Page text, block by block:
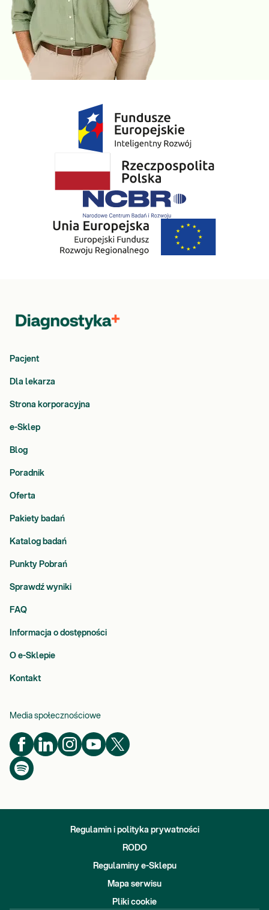
Pacjent
Dla lekarza
Strona korporacyjna
e-Sklep
Blog
Poradnik
Oferta
Pakiety badań
Katalog badań
Punkty Pobrań
Sprawdź wyniki
FAQ
Informacja o dostępności
O e-Sklepie
Kontakt
Media społecznościowe
Regulamin i polityka prywatności
RODO
Regulaminy e-Sklepu
Mapa serwisu
Pliki cookie